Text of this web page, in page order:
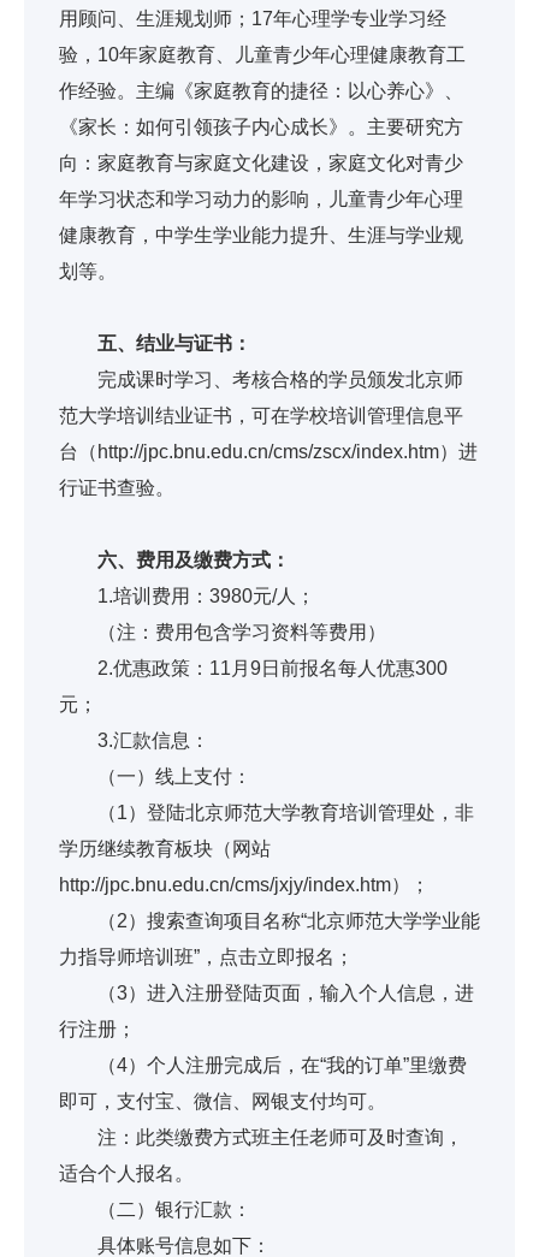
用顾问、生涯规划师；17年心理学专业学习经
验，10年家庭教育、儿童青少年心理健康教育工
作经验。主编《家庭教育的捷径：以心养心》、
《家长：如何引领孩子内心成长》。主要研究方
向：家庭教育与家庭文化建设，家庭文化对青少
年学习状态和学习动力的影响，儿童青少年心理
健康教育，中学生学业能力提升、生涯与学业规
划等。
五、结业与证书：
完成课时学习、考核合格的学员颁发北京师
范大学培训结业证书，可在学校培训管理信息平
台（http://jpc.bnu.edu.cn/cms/zscx/index.htm）进
行证书查验。
六、费用及缴费方式：
1.培训费用：3980元/人；
（注：费用包含学习资料等费用）
2.优惠政策：11月9日前报名每人优惠300
元；
3.汇款信息：
（一）线上支付：
（1）登陆北京师范大学教育培训管理处，非
学历继续教育板块（网站
http://jpc.bnu.edu.cn/cms/jxjy/index.htm）；
（2）搜索查询项目名称“北京师范大学学业能
力指导师培训班”，点击立即报名；
（3）进入注册登陆页面，输入个人信息，进
行注册；
（4）个人注册完成后，在“我的订单”里缴费
即可，支付宝、微信、网银支付均可。
注：此类缴费方式班主任老师可及时查询，
适合个人报名。
（二）银行汇款：
具体账号信息如下：